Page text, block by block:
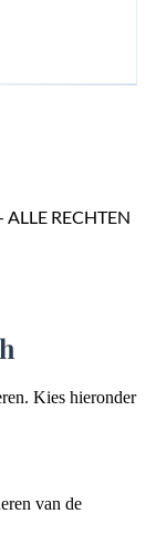
RECHTEN
Kies hieronder
van de